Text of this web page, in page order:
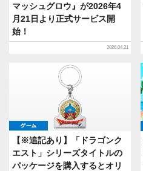
マッシュグロウ』が2026年4
月21日より正式サービス開
始！
2026.04.21
ゲーム
【※追記あり】「ドラゴンク
エスト」シリーズタイトルの
パッケージを購入するとオリ